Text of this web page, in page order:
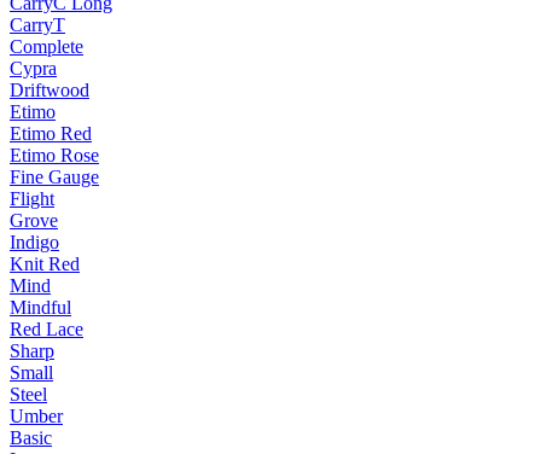
CarryT
Complete
Cypra
Driftwood
Etimo
Etimo Red
Etimo Rose
Fine Gauge
Flight
Grove
Indigo
Knit Red
Mind
Mindful
Red Lace
Sharp
Small
Steel
Umber
Basic